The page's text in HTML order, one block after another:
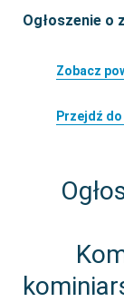
Ogłoszenie o
Zobacz
Przejdź